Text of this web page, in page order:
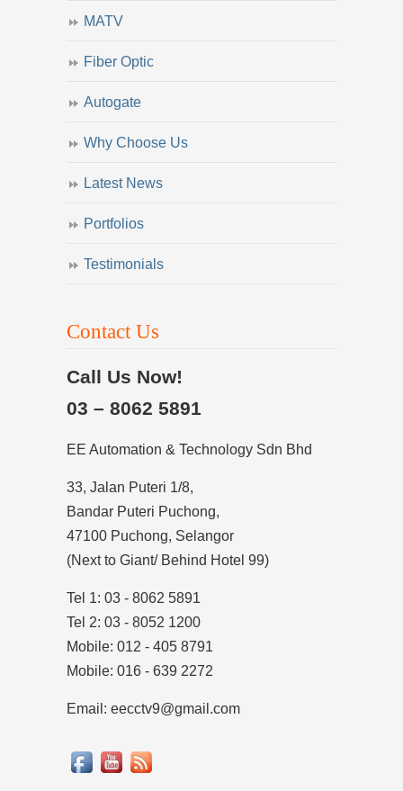
MATV
Fiber Optic
Autogate
Why Choose Us
Latest News
Portfolios
Testimonials
Contact Us
Call Us Now!
03 – 8062 5891
EE Automation & Technology Sdn Bhd
33, Jalan Puteri 1/8,
Bandar Puteri Puchong,
47100 Puchong, Selangor
(Next to Giant/ Behind Hotel 99)
Tel 1: 03 - 8062 5891
Tel 2: 03 - 8052 1200
Mobile: 012 - 405 8791
Mobile: 016 - 639 2272
Email: eecctv9@gmail.com